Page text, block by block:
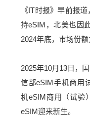
《IT时报》早前报
持eSIM，北美也因
2024年底，市场份额
2025年10月13日，
信部eSIM手机商用
机eSIM商用（试验
eSIM迎来新生。